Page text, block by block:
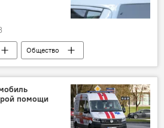
Общество
помощи